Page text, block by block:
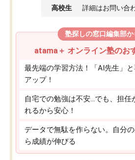
高校生 詳細はお問い合
塾探しの窓口編集部か
atama＋ オンライン塾のお
最先端の学習方法！「AI先生」
アップ！
自宅での勉強は不安…でも、担任
れるから安心！
データで無駄を作らない。自分
ら成績が伸びる